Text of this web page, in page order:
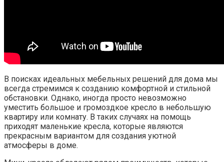
В поисках идеальных мебельных решений для дома мы
всегда стремимся к созданию комфортной и стильной
обстановки. Однако, иногда просто невозможно
уместить большое и громоздкое кресло в небольшую
квартиру или комнату. В таких случаях на помощь
приходят маленькие кресла, которые являются
прекрасным вариантом для создания уютной
атмосферы в доме.